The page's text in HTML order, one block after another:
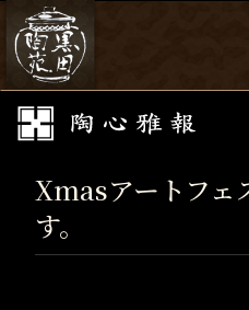
Xmasアートフェ
す。